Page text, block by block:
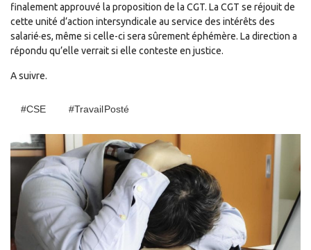
finalement approuvé la proposition de la CGT. La CGT se réjouit de
cette unité d’action intersyndicale au service des intérêts des
salarié·es, même si celle-ci sera sûrement éphémère. La direction a
répondu qu’elle verrait si elle conteste en justice.
A suivre.
#CSE #Travail Posté